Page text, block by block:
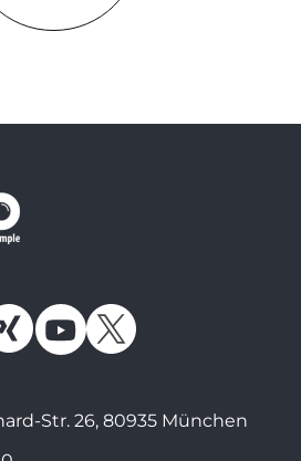
Str. 26, 80935 München